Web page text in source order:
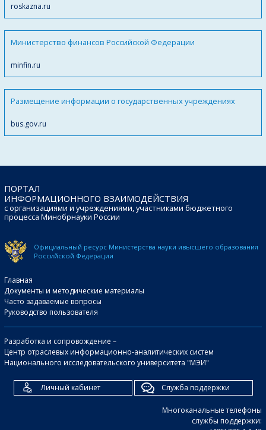
roskazna.ru
Министерство финансов Российской Федерации
minfin.ru
Размещение информации о государственных учреждениях
bus.gov.ru
ПОРТАЛ
ИНФОРМАЦИОННОГО ВЗАИМОДЕЙСТВИЯ
с организациями и учреждениями, участниками бюджетного
процесса Минобрнауки России
Официальный ресурс Министерства науки ивысшего образования
Российской Федерации
Главная
Документы и методические материалы
Часто задаваемые вопросы
Руководство пользователя
Разработка и сопровождение –
Центр отраслевых информационно-аналитических систем
Национального исследовательского университета "МЭИ"
Личный кабинет Служба поддержки
Многоканальные телефоны
службы поддержки: